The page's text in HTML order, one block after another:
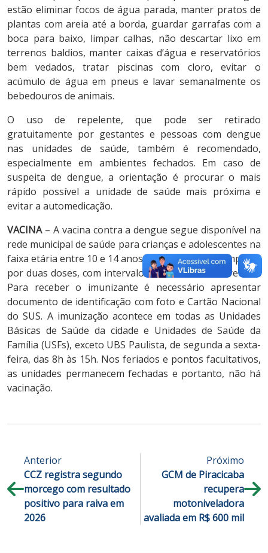
estão eliminar focos de água parada, manter pratos de
plantas com areia até a borda, guardar garrafas com a
boca para baixo, limpar calhas, não descartar lixo em
terrenos baldios, manter caixas d’água e reservatórios
bem vedados, tratar piscinas com cloro, evitar o
acúmulo de água em pneus e lavar semanalmente os
bebedouros de animais.
O uso de repelente, que pode ser retirado
gratuitamente por gestantes e pessoas com dengue
nas unidades de saúde, também é recomendado,
especialmente em ambientes fechados. Em caso de
suspeita de dengue, a orientação é procurar o mais
rápido possível a unidade de saúde mais próxima e
evitar a automedicação.
VACINA– A vacina contra a dengue segue disponível na
rede municipal de saúde para crianças e adolescentes na
faixa etária entre 10 e 14 anos. A imunização é composta
por duas doses, com intervalo de três meses entre elas.
Para receber o imunizante é necessário apresentar
documento de identificação com foto e Cartão Nacional
do SUS. A imunização acontece em todas as Unidades
Básicas de Saúde da cidade e Unidades de Saúde da
Família (USFs), exceto UBS Paulista, de segunda a sexta-
feira, das 8h às 15h. Nos feriados e pontos facultativos,
as unidades permanecem fechadas e portanto, não há
vacinação.
Anterior
CCZ registra segundo
morcego com resultado
positivo para raiva em
2026
Próximo
GCM de Piracicaba
recupera
motoniveladora
avaliada em R$ 600 mil